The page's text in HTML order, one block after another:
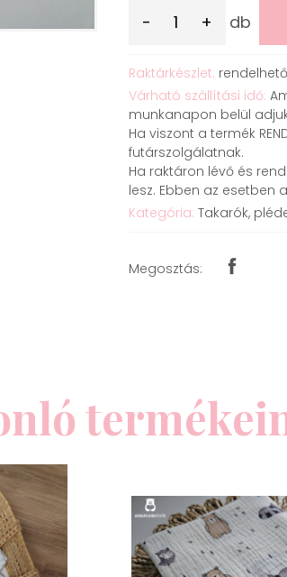
- + db
Raktárkészlet: rendelhető
Várható szállítási idő:
munkanapon belül
Ha viszont a termék
futárszolgálatnak.
Ha raktáron lévő és
lesz. Ebben az esetben
Kategória: Takarók,
Megosztás: